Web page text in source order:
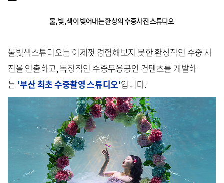
물, 빛, 색이 빚어내는 환상의 수중사진 스튜디오
물빛색스튜디오는 이제껏 경험해보지 못한 환상적인 수중 사
진을 연출하고, 독창적인 수중무용공연 컨텐츠를 개발하
는 '부산 최초 수중촬영 스튜디오'입니다.